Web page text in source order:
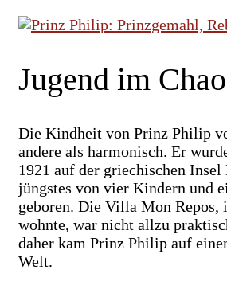
Jugend im
Die Kindheit von Prinz Philip
andere als harmonisch. Er
1921 auf der griechischen
jüngstes von vier Kindern und
geboren. Die Villa Mon Repos,
wohnte, war nicht allzu
daher kam Prinz Philip auf
Welt.